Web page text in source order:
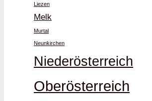
Liezen
Melk
Murtal
Neunkirchen
Niederösterreich
Oberösterreich